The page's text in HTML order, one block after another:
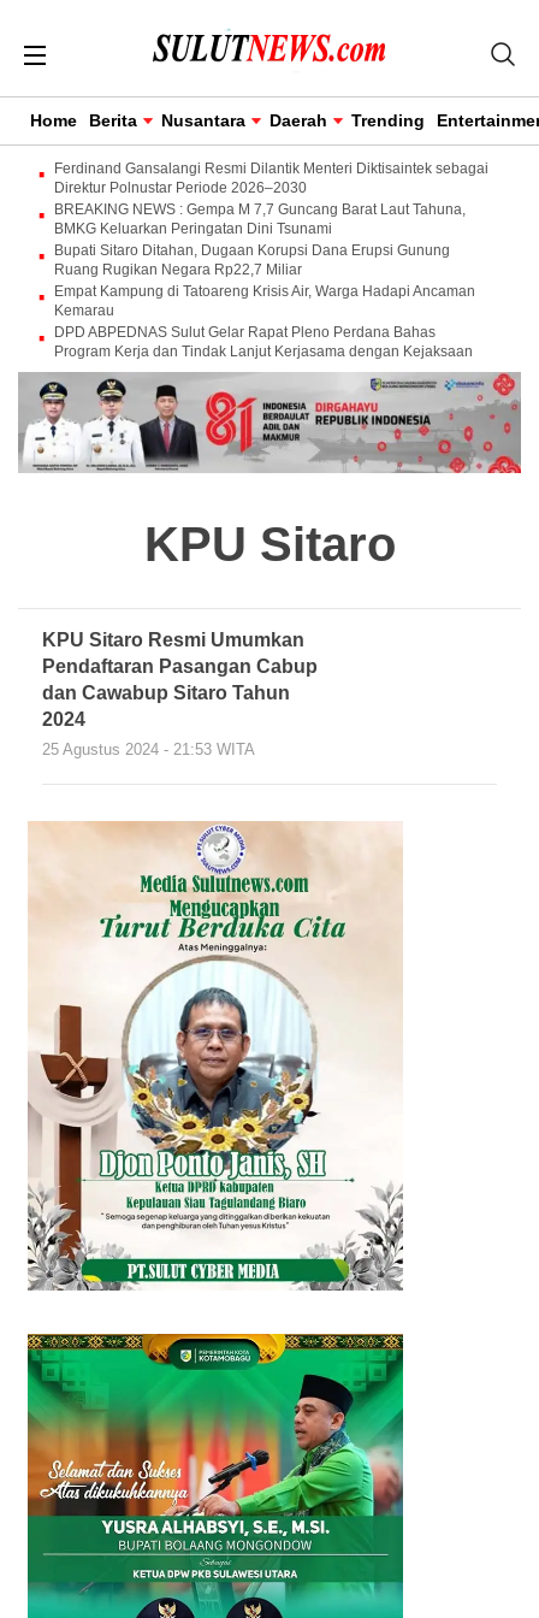
Home Berita Nusantara Daerah Trending
Ferdinand Gansalangi Resmi Dilantik Menteri Diktisaintek sebagai
Direktur Polnustar Periode 2026–2030
BREAKING NEWS : Gempa M 7,7 Guncang Barat Laut Tahuna,
BMKG Keluarkan Peringatan Dini Tsunami
Bupati Sitaro Ditahan, Dugaan Korupsi Dana Erupsi Gunung
Ruang Rugikan Negara Rp22,7 Miliar
Empat Kampung di Tatoareng Krisis Air, Warga Hadapi Ancaman
Kemarau
DPD ABPEDNAS Sulut Gelar Rapat Pleno Perdana Bahas
Program Kerja dan Tindak Lanjut Kerjasama dengan Kejaksaan
KPU Sitaro
KPU Sitaro Resmi Umumkan
Pendaftaran Pasangan Cabup
dan Cawabup Sitaro Tahun
2024
25 Agustus 2024 - 21:53 WITA